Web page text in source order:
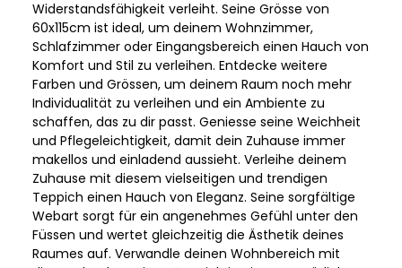
Widerstandsfähigkeit verleiht. Seine Grösse von
60x115cm ist ideal, um deinem Wohnzimmer,
Schlafzimmer oder Eingangsbereich einen Hauch von
Komfort und Stil zu verleihen. Entdecke weitere
Farben und Grössen, um deinem Raum noch mehr
Individualität zu verleihen und ein Ambiente zu
schaffen, das zu dir passt. Geniesse seine Weichheit
und Pflegeleichtigkeit, damit dein Zuhause immer
makellos und einladend aussieht. Verleihe deinem
Zuhause mit diesem vielseitigen und trendigen
Teppich einen Hauch von Eleganz. Seine sorgfältige
Webart sorgt für ein angenehmes Gefühl unter den
Füssen und wertet gleichzeitig die Ästhetik deines
Raumes auf. Verwandle deinen Wohnbereich mit